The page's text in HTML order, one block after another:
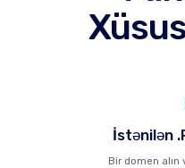
İstənilən
Bir domen alın